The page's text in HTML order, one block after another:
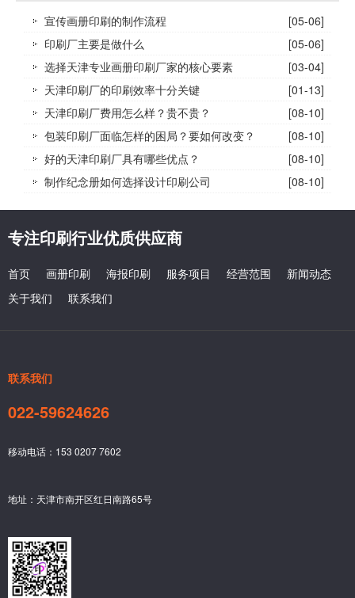
宣传画册印刷的制作流程
[05-06]
印刷厂主要是做什么
[05-06]
选择天津专业画册印刷厂家的核心要素
[03-04]
天津印刷厂的印刷效率十分关键
[01-13]
天津印刷厂费用怎么样？贵不贵？
[08-10]
包装印刷厂面临怎样的困局？要如何改变？
[08-10]
好的天津印刷厂具有哪些优点？
[08-10]
制作纪念册如何选择设计印刷公司
[08-10]
专注印刷行业优质供应商
首页 画册印刷 海报印刷 服务项目 经营范围
新闻动态
关于我们
联系我们
联系我们
022-59624626
移动电话：153 0207 7602
地址：天津市南开区红日南路65号